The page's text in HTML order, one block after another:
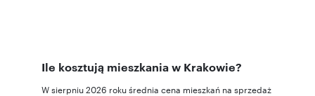
Ile kosztują mieszkania w Krakowie?
W sierpniu 2026 roku średnia cena mieszkań na sprzedaż